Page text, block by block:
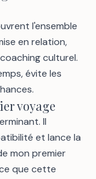
l'ensemble
en relation,
culturel.
évite les
voyage
Il
et lance la
mon premier
que cette